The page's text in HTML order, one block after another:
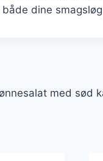
dine
med sød